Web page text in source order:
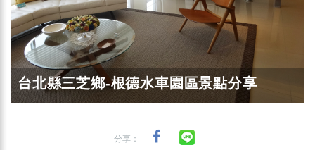
台北縣三芝鄉-根德水車園區景點分享
分享：